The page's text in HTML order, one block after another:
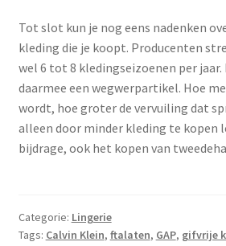
Tot slot kun je nog eens nadenken
kleding die je koopt. Producenten
wel 6 tot 8 kledingseizoenen per
daarmee een wegwerpartikel. Hoe
wordt, hoe groter de vervuiling dat
alleen door minder kleding te kopen
bijdrage, ook het kopen van
Categorie: Lingerie
Tags: Calvin Klein, ftalaten, GAP, gifvrije